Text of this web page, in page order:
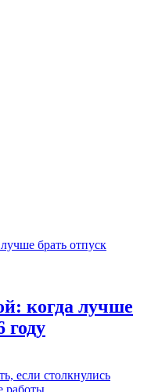
когда лучше
году